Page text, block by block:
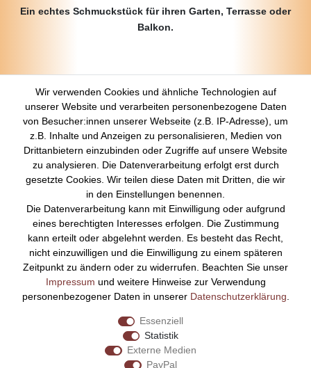
Ein echtes Schmuckstück für ihren Garten, Terrasse oder
Balkon.
Über Uns
Startseite
Versandkosten
Zahlungsarten
Kontakt
Rechtliches
Impressum
AGB
Datenschutz
Widerrufsrecht
Vertrag widerrufen
Bezahlen Sie bequem per
Wir verwenden Cookies und ähnliche Technologien auf
unserer Website und verarbeiten personenbezogene Daten
von Besucher:innen unserer Webseite (z.B. IP-Adresse), um
z.B. Inhalte und Anzeigen zu personalisieren, Medien von
Drittanbietern einzubinden oder Zugriffe auf unsere Website
zu analysieren. Die Datenverarbeitung erfolgt erst durch
gesetzte Cookies. Wir teilen diese Daten mit Dritten, die wir
in den Einstellungen benennen.
Die Datenverarbeitung kann mit Einwilligung oder aufgrund
eines berechtigten Interesses erfolgen. Die Zustimmung
kann erteilt oder abgelehnt werden. Es besteht das Recht,
nicht einzuwilligen und die Einwilligung zu einem späteren
Zeitpunkt zu ändern oder zu widerrufen. Beachten Sie unser
Impressum und weitere Hinweise zur Verwendung
personenbezogener Daten in unserer Daten­schutz­erklärung
Essenziell
Statistik
Externe Medien
PayPal